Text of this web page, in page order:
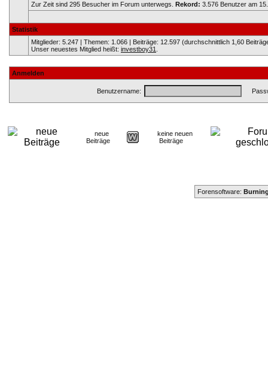
Zur Zeit sind 295 Besucher im Forum unterwegs. Rekord: 3.576 Benutzer am
Statistik
Mitglieder: 5.247 | Themen: 1.066 | Beiträge: 12.597 (durchschnittlich 1,60
Unser neuestes Mitglied heißt: investboy31
Anmelden
Benutzername:
neue
Beiträge
keine neuen
Beiträge
Forensoftware: